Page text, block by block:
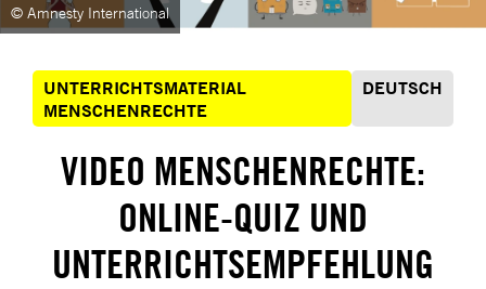
© Amnesty International
UNTERRICHTSMATERIAL
MENSCHENRECHTE
DEUTSCH
VIDEO MENSCHENRECHTE:
ONLINE-QUIZ UND
UNTERRICHTSEMPFEHLUNG